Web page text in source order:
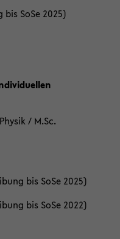
SoSe 2025)
/ M.Sc.
bis SoSe 2025)
bis SoSe 2022)